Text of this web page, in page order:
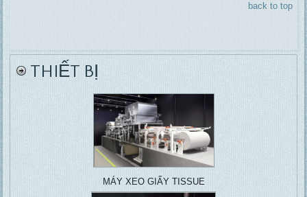
back to top
THIẾT BỊ
MÁY XEO GIẤY TISSUE